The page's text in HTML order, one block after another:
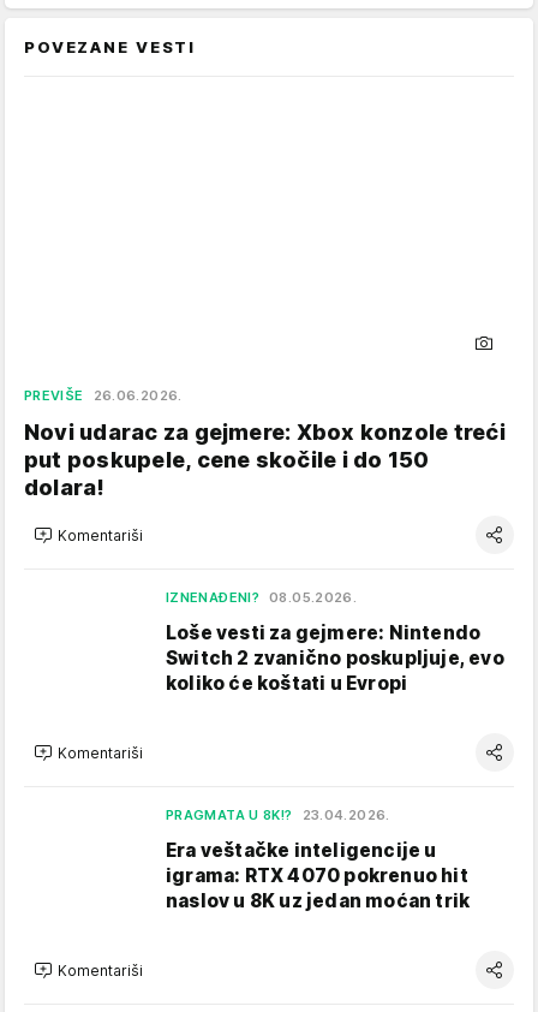
POVEZANE VESTI
PREVIŠE 26.06.2026.
Novi udarac za gejmere: Xbox konzole treći
put poskupele, cene skočile i do 150
dolara!
Komentariši
IZNENAĐENI? 08.05.2026.
Loše vesti za gejmere: Nintendo
Switch 2 zvanično poskupljuje, evo
koliko će koštati u Evropi
Komentariši
PRAGMATA U 8K!? 23.04.2026.
Era veštačke inteligencije u
igrama: RTX 4070 pokrenuo hit
naslov u 8K uz jedan moćan trik
Komentariši